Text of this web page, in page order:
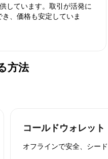
しています。取引が活発に
、価格も安定していま
方法
コールドウォレット
オフラインで安全、シード